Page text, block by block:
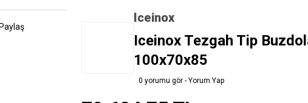
Paylaş
Iceinox
Iceinox Tezgah Tip
100x70x85
0 yorumu gör - Yorum Yap